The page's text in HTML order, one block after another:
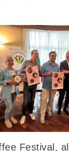
Festival,